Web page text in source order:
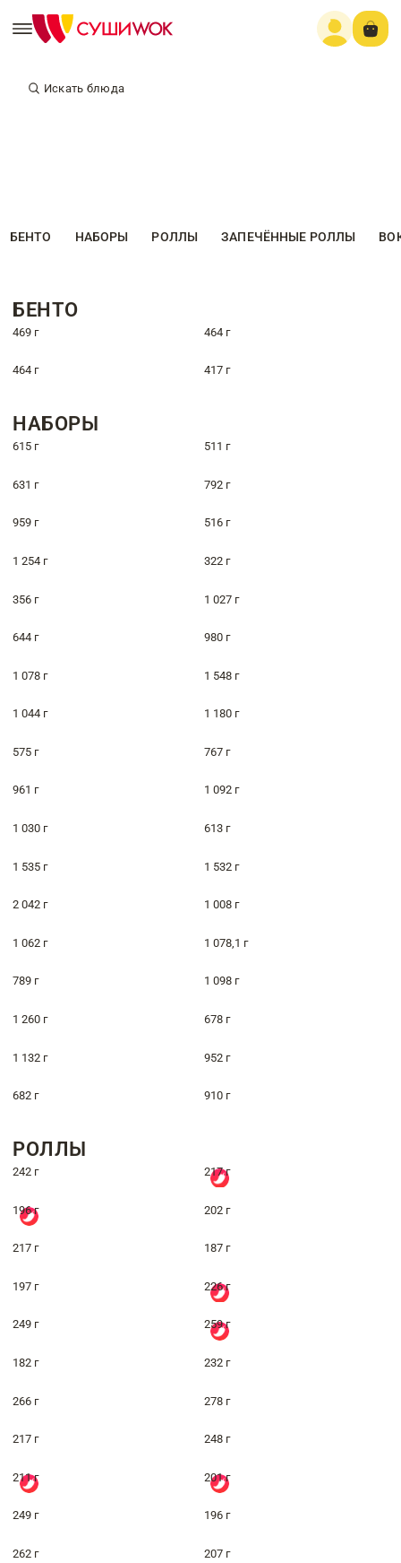
Искать блюда
БЕНТО НАБОРЫ РОЛЛЫ ЗАПЕЧЁННЫЕ РОЛЛЫ
БЕНТО
469 г 464 г
464 г 417 г
НАБОРЫ
615 г 511 г
631 г 792 г
959 г 516 г
1 254 г 322 г
356 г 1 027 г
644 г 980 г
1 078 г 1 548 г
1 044 г 1 180 г
575 г 767 г
961 г 1 092 г
1 030 г 613 г
1 535 г 1 532 г
2 042 г 1 008 г
1 062 г 1 078,1 г
789 г 1 098 г
1 260 г 678 г
1 132 г 952 г
682 г 910 г
РОЛЛЫ
242 г 217 г
196 г 202 г
217 г 187 г
197 г 226 г
249 г 259 г
182 г 232 г
266 г 278 г
217 г 248 г
211 г 201 г
249 г 196 г
262 г 207 г